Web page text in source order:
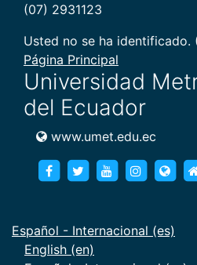
(07) 2931123
Usted no se ha identificado.
Página Principal
Universidad
del Ecuador
www.umet.edu.ec
https://https://https://
Español - Internacional ‎(es)‎
English ‎(en)‎